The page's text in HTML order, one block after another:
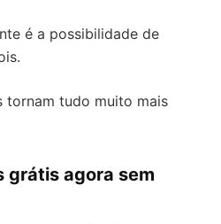
é a possibilidade de
tornam tudo muito mais
grátis agora sem